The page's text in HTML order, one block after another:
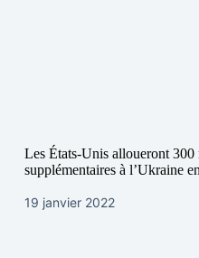
Les États-Unis alloueront
supplémentaires à l’Ukraine
19 janvier 2022